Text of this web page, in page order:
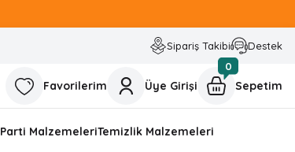
Sipariş Takibi Destek
Favorilerim Üye Girişi
0
Sepetim
Parti MalzemeleriTemizlik Malzemeleri